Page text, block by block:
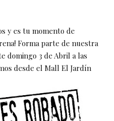
y es tu momento de
Forma parte de nuestra
domingo 3 de Abril a las
desde el Mall El Jardín